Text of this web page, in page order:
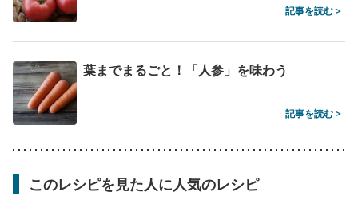
記事を読む >
葉までまるごと！「人参」を味わう
記事を読む >
このレシピを見た人に人気のレシピ